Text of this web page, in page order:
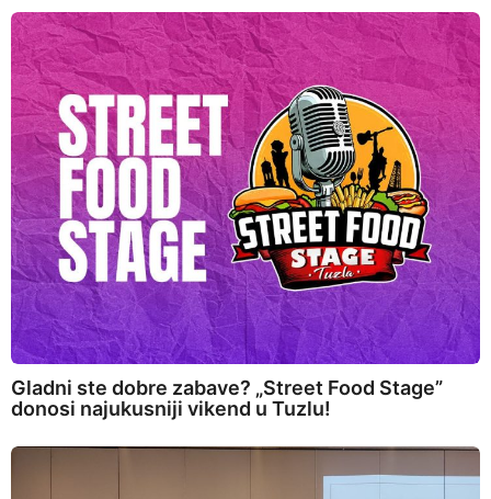
Gladni ste dobre zabave? „Street Food Stage”
donosi najukusniji vikend u Tuzlu!